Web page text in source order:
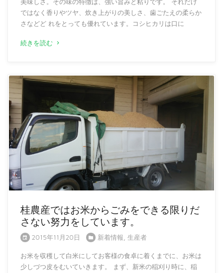
ではなく香りやツヤ、炊き上がりの美しさ、歯ごたえの柔らか
さなどど れをとっても優れています。コシヒカリは口に
続きを読む
桂農産ではお米からごみをできる限りだ
さない努力をしています。
2015年11月20日 新着情報 生産者
お米を収穫して白米にしてお客様の食卓に着くまでに、お米は
少しづつ皮をむいていきます。 まず、新米の稲刈り時に、稲